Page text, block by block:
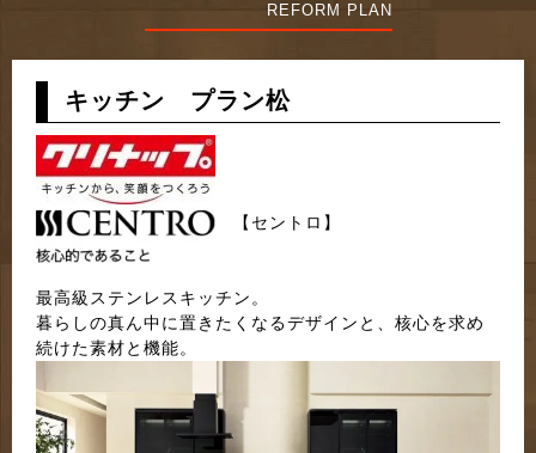
REFORM PLAN
キッチン プラン松
【セントロ】
最高級ステンレスキッチン。
暮らしの真ん中に置きたくなるデザインと、核心を求め
続けた素材と機能。